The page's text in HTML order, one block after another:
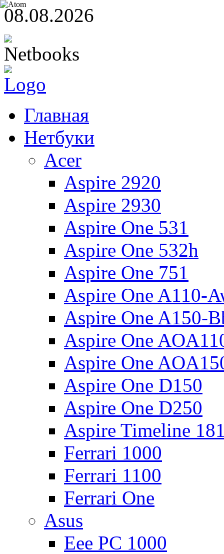
08.08.2026
Главная
Нетбуки
Acer
Aspire 2920
Aspire 2930
Aspire One 531
Aspire One 532h
Aspire One 751
Aspire One A110-
Aspire One A150-
Aspire One
Aspire One
Aspire One D150
Aspire One D250
Aspire Timeline
Ferrari 1000
Ferrari 1100
Ferrari One
Asus
Eee PC 1000